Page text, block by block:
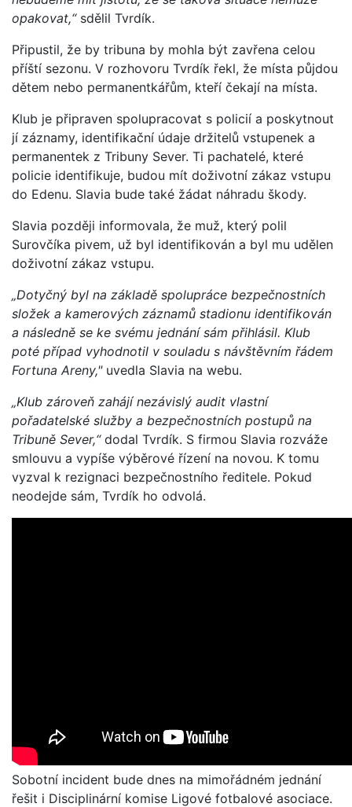
opakovat,“sdělil Tvrdík.
Připustil, že by tribuna by mohla být zavřena celou
příští sezonu. V rozhovoru Tvrdík řekl, že místa půjdou
dětem nebo permanentkářům, kteří čekají na místa.
Klub je připraven spolupracovat s policií a poskytnout
jí záznamy, identifikační údaje držitelů vstupenek a
permanentek z Tribuny Sever. Ti pachatelé, které
policie identifikuje, budou mít doživotní zákaz vstupu
do Edenu. Slavia bude také žádat náhradu škody.
Slavia později informovala, že muž, který polil
Surovčíka pivem, už byl identifikován a byl mu udělen
doživotní zákaz vstupu.
„Dotyčný byl na základě spolupráce bezpečnostních
složek a kamerových záznamů stadionu identifikován
a následně se ke svému jednání sám přihlásil. Klub
poté případ vyhodnotil v souladu s návštěvním řádem
Fortuna Areny,"uvedla Slavia na webu.
„Klub zároveň zahájí nezávislý audit vlastní
pořadatelské služby a bezpečnostních postupů na
Tribuně Sever,“ dodal Tvrdík. S firmou Slavia rozváže
smlouvu a vypíše výběrové řízení na novou. K tomu
vyzval k rezignaci bezpečnostního ředitele. Pokud
neodejde sám, Tvrdík ho odvolá.
Sobotní incident bude dnes na mimořádném jednání
řešit i Disciplinární komise Ligové fotbalové asociace.